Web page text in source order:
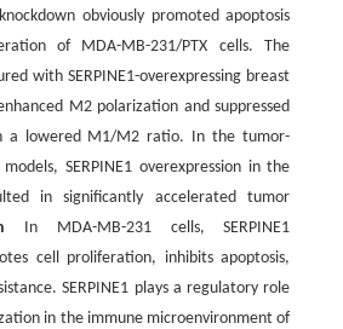
obviously promoted apoptosis
of MDA-MB-231/PTX cells. The
with SERPINE1-overexpressing breast
M2 polarization and suppressed
a lowered M1/M2 ratio. In the tumor-
SERPINE1 overexpression in the
in significantly accelerated tumor
In MDA-MB-231 cells, SERPINE1
cell proliferation, inhibits apoptosis,
SERPINE1 plays a regulatory role
in the immune microenvironment of